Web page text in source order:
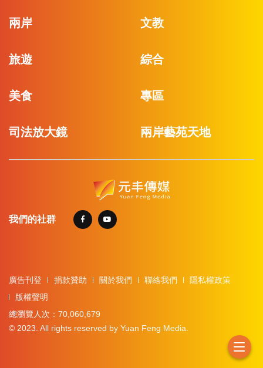
兩岸 文教
旅遊 綜合
美食 專區
司法放大鏡 兩岸藝苑天地
我們的社群
廣告刊登 捐款贊助 關於我們 聯絡我們
隱私權政策
版權聲明
總瀏覽人次：70,060,679
© 2023. All rights reserved by Yuan Feng Media.